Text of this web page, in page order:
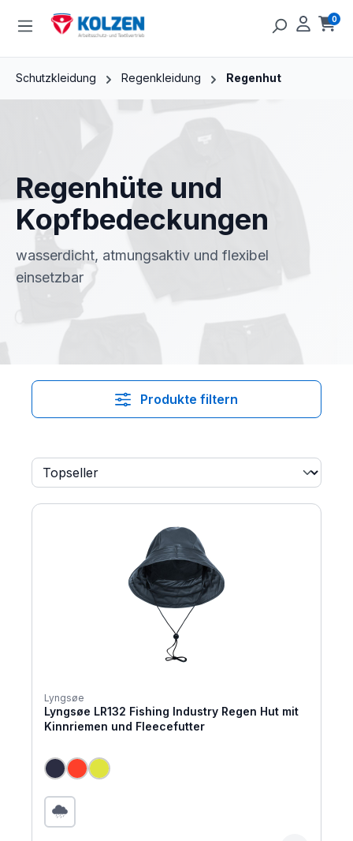
Zum Hauptinhalt springen 0
Schutzkleidung Regenkleidung Regenhut
Regenhüte und
Kopfbedeckungen
wasserdicht, atmungsaktiv und flexibel
einsetzbar
Produkte filtern
Lyngsøe
Lyngsøe LR132 Fishing Industry Regen Hut mit
Kinnriemen und Fleecefutter